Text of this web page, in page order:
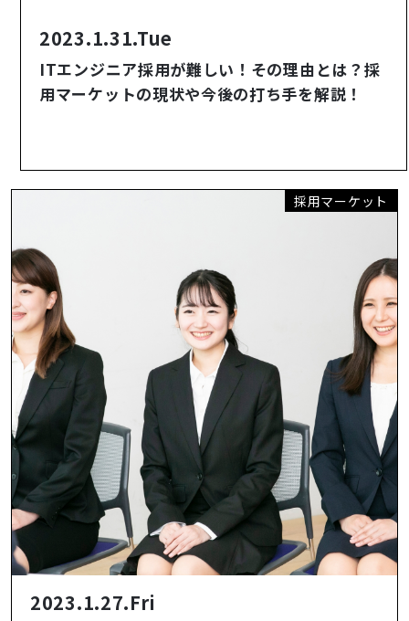
2023.1.31.Tue
ITエンジニア採用が難しい！その理由とは？採
用マーケットの現状や今後の打ち手を解説！
採用マーケット
2023.1.27.Fri